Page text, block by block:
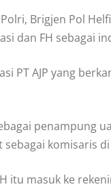
Brigjen Pol
dan FH sebagai
PT AJP yang
penampung
komisaris di
itu masuk ke